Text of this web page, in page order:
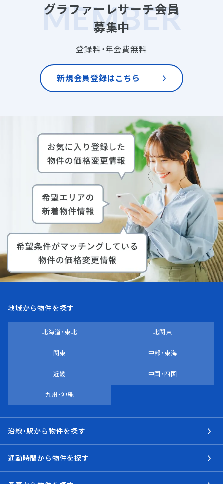
グラファーレサーチ会員
募集中
登録料・年会費無料
新規会員登録はこちら
地域から物件を探す
北海道・東北 北関東
関東 中部・東海
近畿 中国・四国
九州・沖縄
沿線・駅から物件を探す
通勤時間から物件を探す